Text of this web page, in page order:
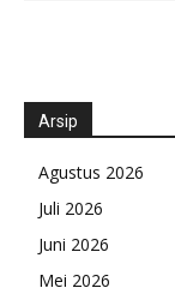
Arsip
Agustus 2026
Juli 2026
Juni 2026
Mei 2026